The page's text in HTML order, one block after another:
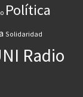
Política
Solidaridad
Radio